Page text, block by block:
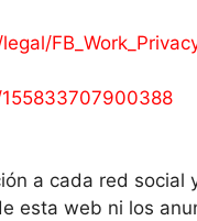
a cada red
esta web ni los